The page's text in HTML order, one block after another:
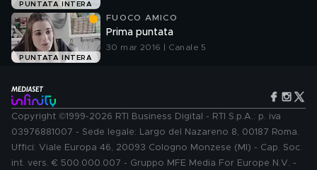
PUNTATA INTERA
PUNTATA INTERA
FUOCO AMICO
Prima puntata
30 mar 2016 | Canale 5
Copyright ©1999-2026 RTI Business Digital - RTI S.p.A.: p. iva
03976881007 - Sede legale: Largo del Nazareno 8, 00187 Roma.
Uffici: Viale Europa 46, 20093 Cologno Monzese (MI) - Cap. Soc.
int. vers. € 500.000.007 - Gruppo MFE Media For Europe N.V. -